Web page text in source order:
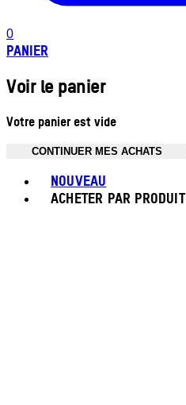
0
PANIER
Voir le panier
Votre panier est vide
CONTINUER MES ACHATS
NOUVEAU
ACHETER PAR PRODUIT